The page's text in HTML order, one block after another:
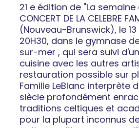
21 e édition de "La
CONCERT DE LA CELEBRE
(Nouveau-Brunswick), le
20H30, dans le gymnase
sur-mer , qui sera suivi
cuisine avec les autres
restauration possible sur
Famille LeBlanc interprète
siècle profondément
traditions celtiques et
pour la plupart inconnus